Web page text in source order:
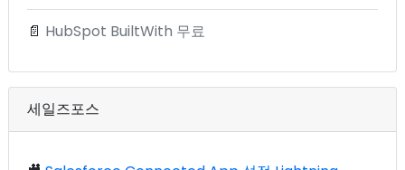
📄 HubSpot BuiltWith 무료
세일즈포스